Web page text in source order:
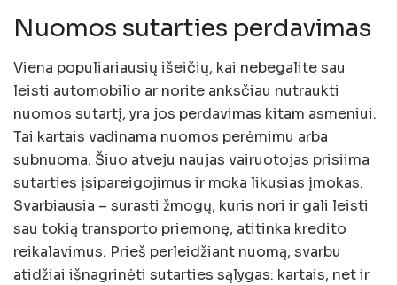
Nuomos sutarties perdavimas
Viena populiariausių išeičių, kai nebegalite sau
leisti automobilio ar norite anksčiau nutraukti
nuomos sutartį, yra jos perdavimas kitam asmeniui.
Tai kartais vadinama nuomos perėmimu arba
subnuoma. Šiuo atveju naujas vairuotojas prisiima
sutarties įsipareigojimus ir moka likusias įmokas.
Svarbiausia – surasti žmogų, kuris nori ir gali leisti
sau tokią transporto priemonę, atitinka kredito
reikalavimus. Prieš perleidžiant nuomą, svarbu
atidžiai išnagrinėti sutarties sąlygas: kartais, net ir